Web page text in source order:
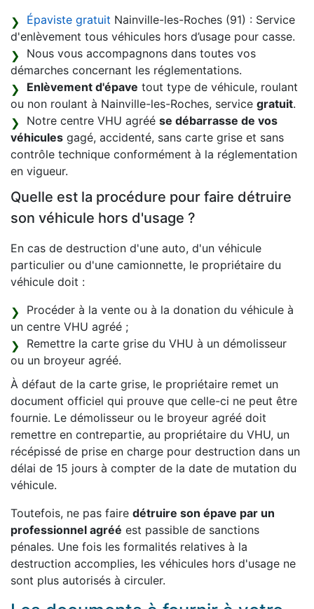
Épaviste gratuit Nainville-les-Roches (91) : Service
d'enlèvement tous véhicules hors d’usage pour casse.
Nous vous accompagnons dans toutes vos
démarches concernant les réglementations.
Enlèvement d'épave tout type de véhicule, roulant
ou non roulant à Nainville-les-Roches, service gratuit.
Notre centre VHU agréé se débarrasse de vos
véhicules gagé, accidenté, sans carte grise et sans
contrôle technique conformément à la réglementation
en vigueur.
Quelle est la procédure pour faire détruire
son véhicule hors d'usage ?
En cas de destruction d'une auto, d'un véhicule
particulier ou d'une camionnette, le propriétaire du
véhicule doit :
Procéder à la vente ou à la donation du véhicule à
un centre VHU agréé ;
Remettre la carte grise du VHU à un démolisseur
ou un broyeur agréé.
À défaut de la carte grise, le propriétaire remet un
document officiel qui prouve que celle-ci ne peut être
fournie. Le démolisseur ou le broyeur agréé doit
remettre en contrepartie, au propriétaire du VHU, un
récépissé de prise en charge pour destruction dans un
délai de 15 jours à compter de la date de mutation du
véhicule.
Toutefois, ne pas faire détruire son épave par un
professionnel agréé est passible de sanctions
pénales. Une fois les formalités relatives à la
destruction accomplies, les véhicules hors d'usage ne
sont plus autorisés à circuler.